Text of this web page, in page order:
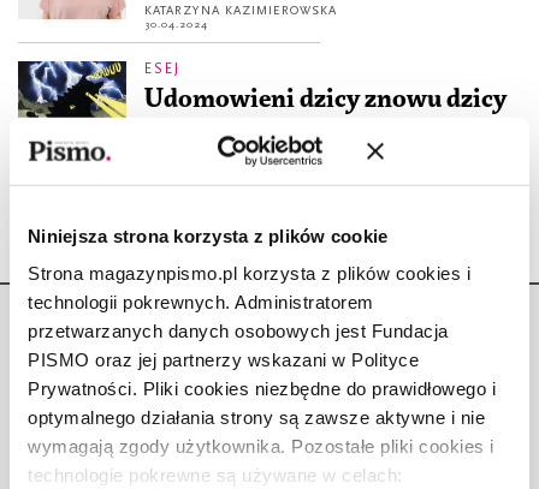
Niniejsza strona korzysta z plików cookie
Strona magazynpismo.pl korzysta z plików cookies i
technologii pokrewnych. Administratorem
przetwarzanych danych osobowych jest Fundacja
PISMO oraz jej partnerzy wskazani w Polityce
Prywatności. Pliki cookies niezbędne do prawidłowego i
optymalnego działania strony są zawsze aktywne i nie
wymagają zgody użytkownika. Pozostałe pliki cookies i
technologie pokrewne są używane w celach:
KATARZYNA KAZIMIEROWSKA
30.04.2024
ESEJ
Udomowieni dzicy znowu dzicy
Copyright © Fundacja Pismo